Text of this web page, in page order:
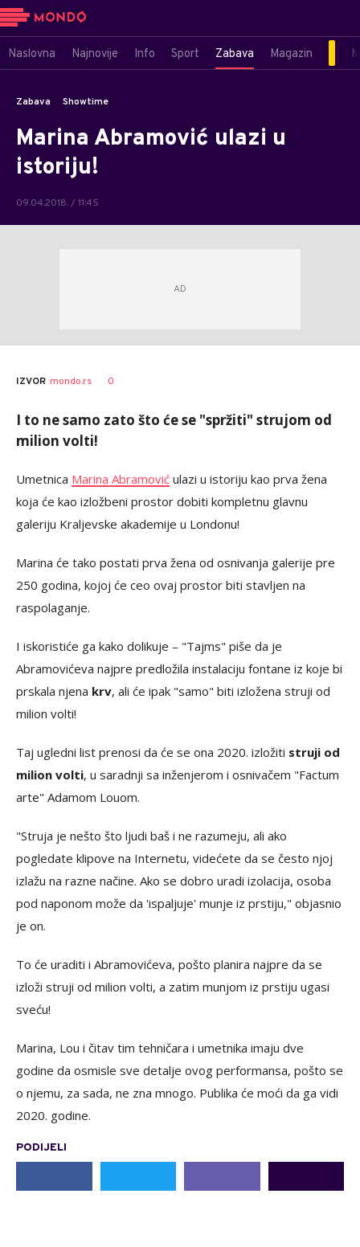
Naslovna Najnovije Info Sport Zabava Magazin
Zabava Showtime
Marina Abramović ulazi u
istoriju!
09.04.2018. / 11:45
IZVOR mondo.rs 0
I to ne samo zato što će se "spržiti" strujom od
milion volti!
Umetnica Marina Abramović ulazi u istoriju kao prva žena
koja će kao izložbeni prostor dobiti kompletnu glavnu
galeriju Kraljevske akademije u Londonu!
Marina će tako postati prva žena od osnivanja galerije pre
250 godina, kojoj će ceo ovaj prostor biti stavljen na
raspolaganje.
I iskoristiće ga kako dolikuje – "Tajms" piše da je
Abramovićeva najpre predložila instalaciju fontane iz koje bi
prskala njena krv, ali će ipak "samo" biti izložena struji od
milion volti!
Taj ugledni list prenosi da će se ona 2020. izložiti struji od
milion volti, u saradnji sa inženjerom i osnivačem "Factum
arte" Adamom Louom.
"Struja je nešto što ljudi baš i ne razumeju, ali ako
pogledate klipove na Internetu, videćete da se često njoj
izlažu na razne načine. Ako se dobro uradi izolacija, osoba
pod naponom može da 'ispaljuje' munje iz prstiju," objasnio
je on.
To će uraditi i Abramovićeva, pošto planira najpre da se
izloži struji od milion volti, a zatim munjom iz prstiju ugasi
sveću!
Marina, Lou i čitav tim tehničara i umetnika imaju dve
godine da osmisle sve detalje ovog performansa, pošto se
o njemu, za sada, ne zna mnogo. Publika će moći da ga vidi
2020. godine.
PODIJELI